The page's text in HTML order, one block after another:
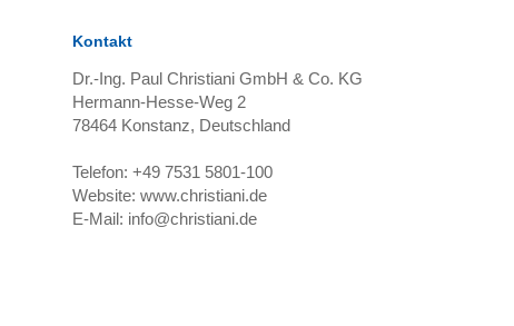
Kontakt
Dr.-Ing. Paul Christiani GmbH & Co. KG
Hermann-Hesse-Weg 2
78464Konstanz, Deutschland
Telefon: +49 7531 5801-100
Website: www.christiani.de
E-Mail: info@christiani.de